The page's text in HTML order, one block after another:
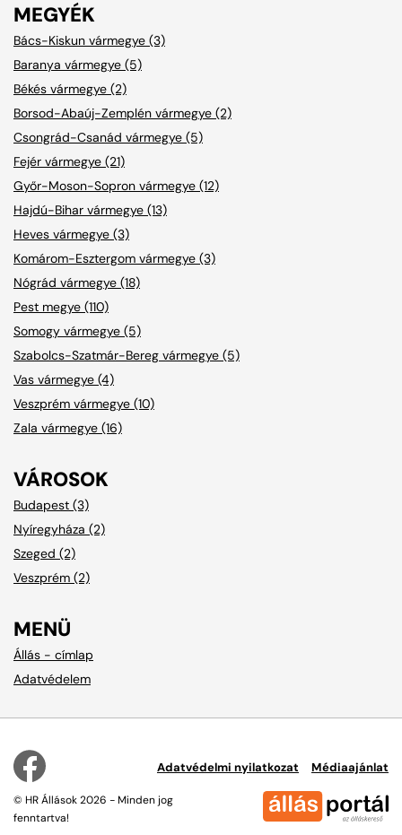
MEGYÉK
Bács-Kiskun vármegye (3)
Baranya vármegye (5)
Békés vármegye (2)
Borsod-Abaúj-Zemplén vármegye (2)
Csongrád-Csanád vármegye (5)
Fejér vármegye (21)
Győr-Moson-Sopron vármegye (12)
Hajdú-Bihar vármegye (13)
Heves vármegye (3)
Komárom-Esztergom vármegye (3)
Nógrád vármegye (18)
Pest megye (110)
Somogy vármegye (5)
Szabolcs-Szatmár-Bereg vármegye (5)
Vas vármegye (4)
Veszprém vármegye (10)
Zala vármegye (16)
VÁROSOK
Budapest (3)
Nyíregyháza (2)
Szeged (2)
Veszprém (2)
MENÜ
Állás - címlap
Adatvédelem
© HR Állások 2026 - Minden jog
fenntartva!
Adatvédelmi nyilatkozat Médiaajánlat